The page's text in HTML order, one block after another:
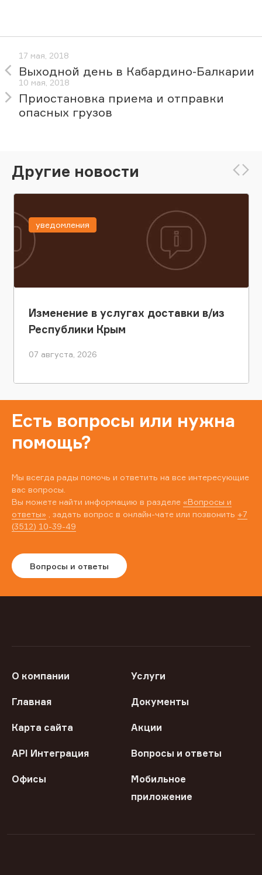
17 мая, 2018
Выходной день в Кабардино-Балкарии
10 мая, 2018
Приостановка приема и отправки
опасных грузов
Другие новости
Изменение в услугах доставки в/из
Республики Крым
07 августа, 2026
уведомления
Есть вопросы или нужна
помощь?
Мы всегда рады помочь и ответить на все интересующие
вас вопросы.
Вы можете найти информацию в разделе «Вопросы и
ответы» , задать вопрос в онлайн-чате или позвонить +7
(3512) 10-39-49
Вопросы и ответы
О компании Услуги
Главная Документы
Карта сайта Акции
API Интеграция Вопросы и ответы
Офисы
Мобильное
приложение